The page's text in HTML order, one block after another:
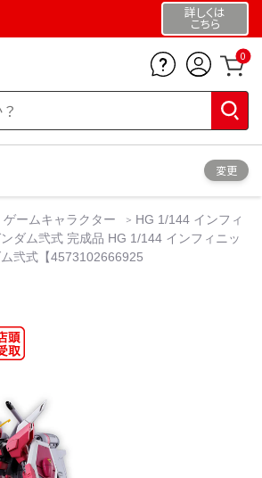
詳しくは
こちら
0
変更
ゲームキャラクター
HG 1/144 インフィ
ダム弐式 完成品 HG 1/144 インフィニッ
弐式【4573102666925